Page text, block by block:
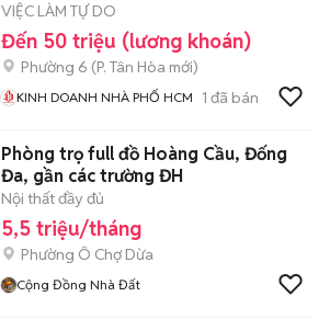
VIỆC LÀM TỰ DO
Đến 50 triệu (lương khoán)
Phường 6 (P. Tân Hòa mới)
KINH DOANH NHÀ PHỐ HCM 1 đã bán
Phòng trọ full đồ Hoàng Cầu, Đống
Đa, gần các trường ĐH
Nội thất đầy đủ
5,5 triệu/tháng
Phường Ô Chợ Dừa
Cộng Đồng Nhà Đất